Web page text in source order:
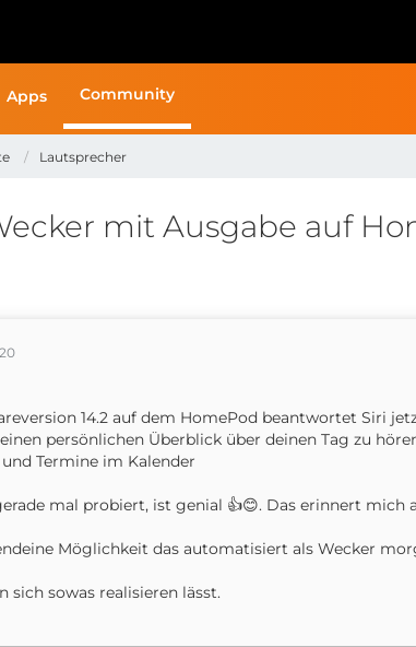
Apps Community
Lautsprecher
mit Ausgabe auf
14.2 auf dem HomePod beantwortet Siri
persönlichen Überblick über deinen Tag zu
Termine im Kalender
mal probiert, ist genial 👍😊. Das erinnert mich
Möglichkeit das automatisiert als Wecker
sich sowas realisieren lässt.